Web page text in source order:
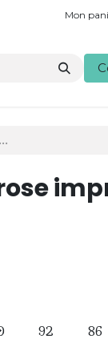
Mon
rose
92 86